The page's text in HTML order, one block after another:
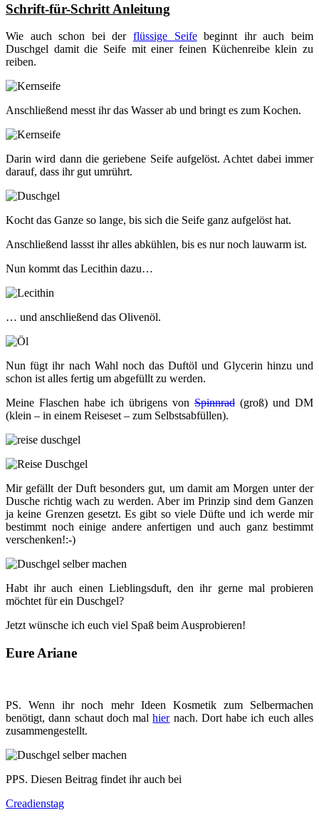
Schrift-für-Schritt Anleitung
Wie auch schon bei der flüssige Seifebeginnt ihr auch beim
Duschgel damit die Seife mit einer feinen Küchenreibe klein zu
reiben.
Anschließend messt ihr das Wasser ab und bringt es zum Kochen.
Darin wird dann die geriebene Seife aufgelöst. Achtet dabei immer
darauf, dass ihr gut umrührt.
Kocht das Ganze so lange, bis sich die Seife ganz aufgelöst hat.
Anschließend lassst ihr alles abkühlen, bis es nur noch lauwarm ist.
Nun kommt das Lecithin dazu…
… und anschließend das Olivenöl.
Nun fügt ihr nach Wahl noch das Duftöl und Glycerin hinzu und
schon ist alles fertig um abgefüllt zu werden.
Meine Flaschen habe ich übrigens von Spinnrad (groß) und DM
(klein – in einem Reiseset – zum Selbstsabfüllen).
Mir gefällt der Duft besonders gut, um damit am Morgen unter der
Dusche richtig wach zu werden. Aber im Prinzip sind dem Ganzen
ja keine Grenzen gesetzt. Es gibt so viele Düfte und ich werde mir
bestimmt noch einige andere anfertigen und auch ganz bestimmt
verschenken!:-)
Habt ihr auch einen Lieblingsduft, den ihr gerne mal probieren
möchtet für ein Duschgel?
Jetzt wünsche ich euch viel Spaß beim Ausprobieren!
Eure Ariane
PS. Wenn ihr noch mehr Ideen Kosmetik zum Selbermachen
benötigt, dann schaut doch malhiernach. Dort habe ich euch alles
zusammengestellt.
PPS. Diesen Beitrag findet ihr auch bei
Creadienstag